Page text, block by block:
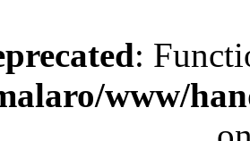
:
www/